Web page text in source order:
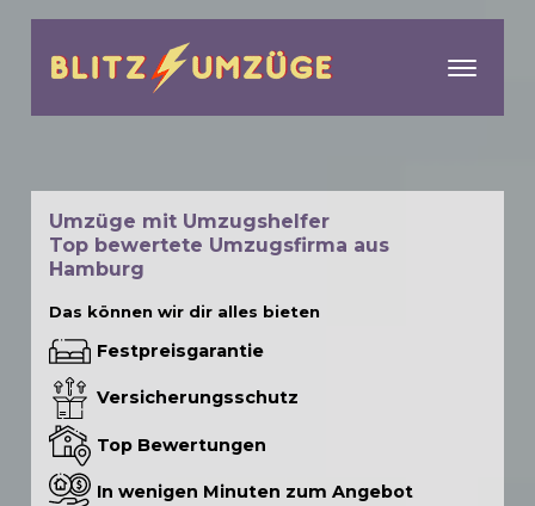
Umzüge mit Umzugshelfer
Top bewertete Umzugsfirma aus
Hamburg
Das können wir dir alles bieten
Festpreisgarantie
Versicherungsschutz
Top Bewertungen
In wenigen Minuten zum Angebot